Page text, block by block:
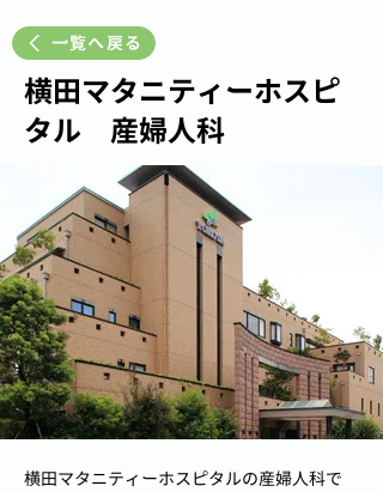
一覧へ戻る
横田マタニティーホスピ
タル 産婦人科
横田マタニティーホスピタルの産婦人科で